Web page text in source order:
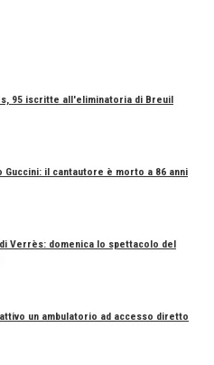
95 iscritte all'eliminatoria di Breuil
Guccini: il cantautore è morto a 86 anni
Verrès: domenica lo spettacolo del
un ambulatorio ad accesso diretto